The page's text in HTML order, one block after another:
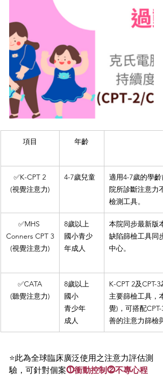
項目 年齡
✅K-CPT 2
(視覺注意力)
4-7歲兒童
適用4-7歲的學齡
院所診斷注意力
檢測工具。
✅MHS
Conners CPT 3
(視覺注意力)
8歲以上
國小青少
年成人
本院同步最新版
缺陷篩檢工具同
中心。
✅CATA
(聽覺注意力)
8歲以上
國小
青少年
成人
K-CPT 2及CPT-
主要篩檢工具，
覺)，可搭配CPT-
善的注意力篩檢
⭐此為全球臨床廣泛使用之注意力評估測
驗，可針對個案⓵衝動控制⓶不專心程